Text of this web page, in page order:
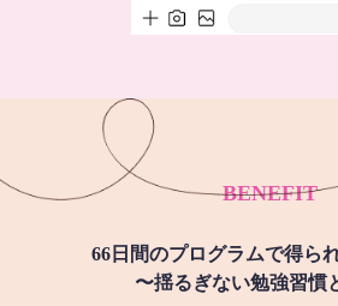
BENEFIT
66日間のプログラムで得ら
〜揺るぎない勉強習慣